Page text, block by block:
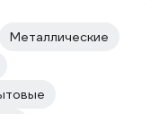
Металлические